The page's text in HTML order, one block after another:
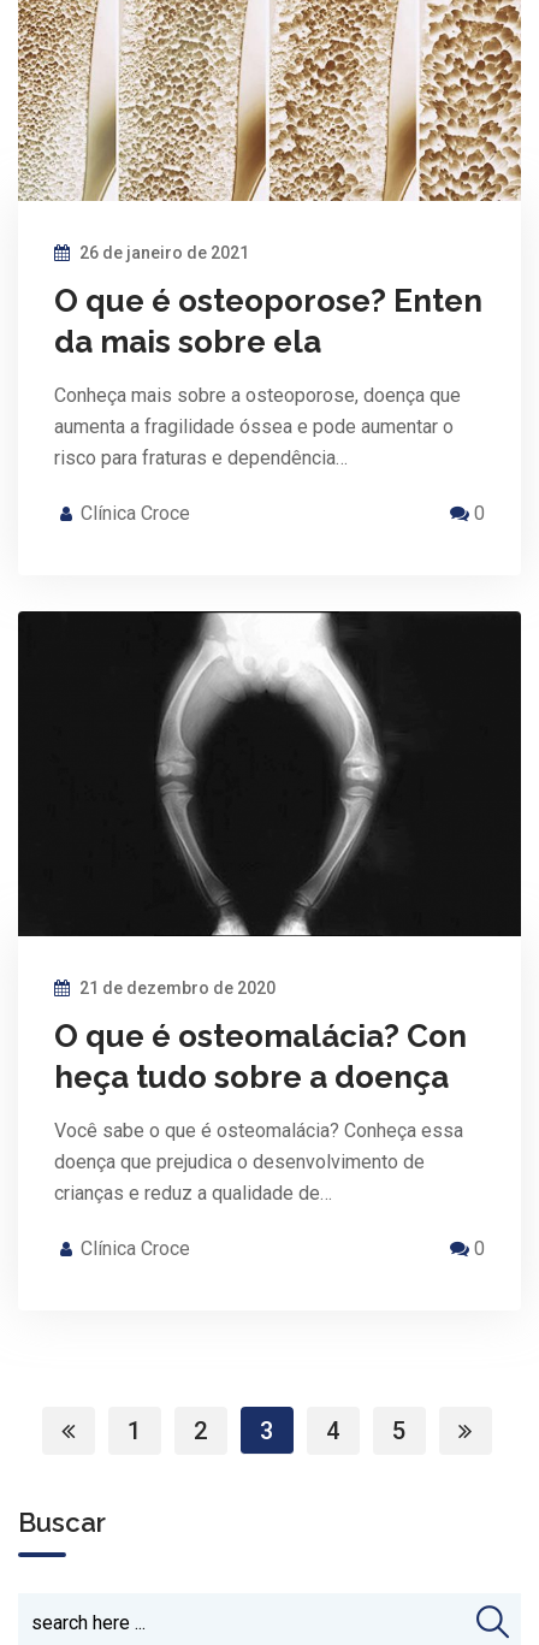
26 de janeiro de 2021
O que é osteoporose? Enten
da mais sobre ela
Conheça mais sobre a osteoporose, doença que
aumenta a fragilidade óssea e pode aumentar o
risco para fraturas e dependência…
Clínica Croce 0
21 de dezembro de 2020
O que é osteomalácia? Con
heça tudo sobre a doença
Você sabe o que é osteomalácia? Conheça essa
doença que prejudica o desenvolvimento de
crianças e reduz a qualidade de…
Clínica Croce 0
1 2 3 4 5
Buscar